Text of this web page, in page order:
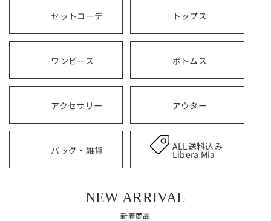
セットコーデ トップス
ワンピース ボトムス
アクセサリー アウター
バッグ・雑貨 ALL送料込み
Libera Mia
NEW ARRIVAL
新着商品